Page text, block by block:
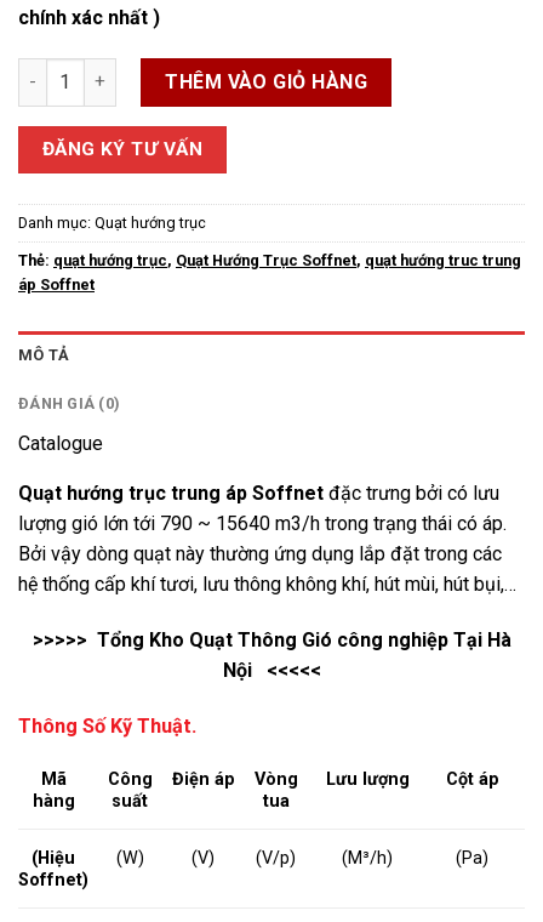
chính xác nhất )
Quạt Hướng Trục Trung Áp SOFFNET số lượng
THÊM VÀO GIỎ HÀNG
ĐĂNG KÝ TƯ VẤN
Danh mục: Quạt hướng trục
Thẻ: quạt hướng trục, Quạt Hướng Trục Soffnet, quạt hướng truc trung
áp Soffnet
MÔ TẢ
ĐÁNH GIÁ (0)
Catalogue
Quạt hướng trục trung áp Soffnet đặc trưng bởi có lưu
lượng gió lớn tới 790 ~ 15640 m3/h trong trạng thái có áp.
Bởi vậy dòng quạt này thường ứng dụng lắp đặt trong các
hệ thống cấp khí tươi, lưu thông không khí, hút mùi, hút bụi,…
>>>>> Tổng Kho Quạt Thông Gió công nghiệpTại Hà
Nội <<<<<
Thông Số Kỹ Thuật.
Mã
hàng
Công
suất
Điện áp
Vòng
tua
Lưu lượng Cột áp
(Hiệu
Soffnet)
(W) (V) (V/p) (M³/h) (Pa)